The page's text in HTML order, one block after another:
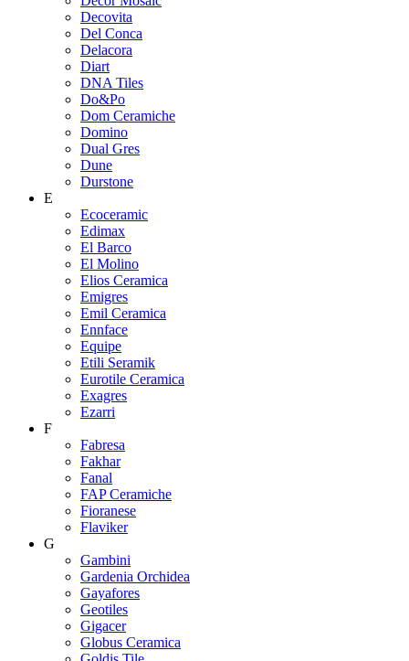
Decovita
Del Conca
Delacora
Diart
DNA Tiles
Do&Po
Dom Ceramiche
Domino
Dual Gres
Dune
Durstone
E
Ecoceramic
Edimax
El Barco
El Molino
Elios Ceramica
Emigres
Emil Ceramica
Ennface
Equipe
Etili Seramik
Eurotile Ceramica
Exagres
Ezarri
F
Fabresa
Fakhar
Fanal
FAP Ceramiche
Fioranese
Flaviker
G
Gambini
Gardenia Orchidea
Gayafores
Geotiles
Gigacer
Globus Ceramica